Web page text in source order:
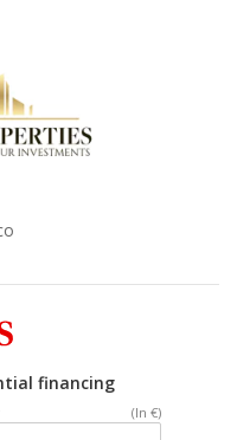
financing
(In €)